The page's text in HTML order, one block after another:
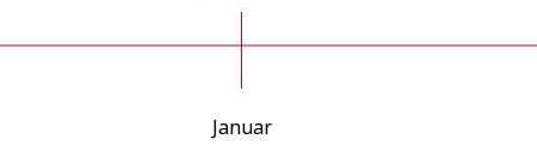
Januar